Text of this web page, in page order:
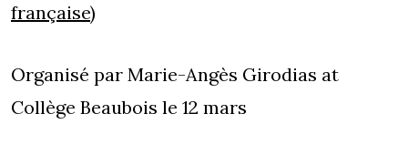
française)
Organisé par Marie-Angès Girodias at
Collège Beaubois le 12 mars